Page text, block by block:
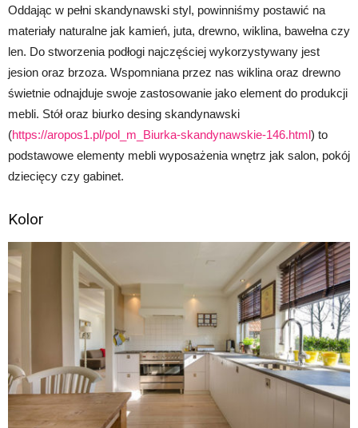
Oddając w pełni skandynawski styl, powinniśmy postawić na
materiały naturalne jak kamień, juta, drewno, wiklina, bawełna czy
len. Do stworzenia podłogi najczęściej wykorzystywany jest
jesion oraz brzoza. Wspomniana przez nas wiklina oraz drewno
świetnie odnajduje swoje zastosowanie jako element do produkcji
mebli. Stół oraz biurko desing skandynawski
(https://aropos1.pl/pol_m_Biurka-skandynawskie-146.html) to
podstawowe elementy mebli wyposażenia wnętrz jak salon, pokój
dziecięcy czy gabinet.
Kolor